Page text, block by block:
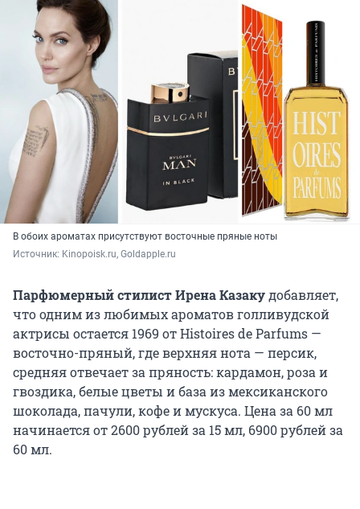
В обоих ароматах присутствуют восточные пряные ноты
Источник: Kinopoisk.ru, Goldapple.ru
Парфюмерный стилист Ирена Казакудобавляет,
что одним из любимых ароматов голливудской
актрисы остается 1969 от Histoires de Parfums —
восточно-пряный, где верхняя нота — персик,
средняя отвечает за пряность: кардамон, роза и
гвоздика, белые цветы и база из мексиканского
шоколада, пачули, кофе и мускуса. Цена за 60 мл
начинается от 2600 рублей за 15 мл, 6900 рублей за
60 мл.